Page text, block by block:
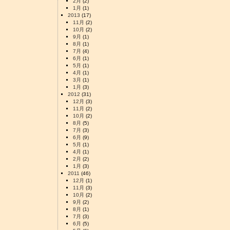
1月 (1)
2013 (17)
11月 (2)
10月 (2)
9月 (1)
8月 (1)
7月 (4)
6月 (1)
5月 (1)
4月 (1)
3月 (1)
1月 (3)
2012 (31)
12月 (3)
11月 (2)
10月 (2)
8月 (5)
7月 (3)
6月 (9)
5月 (1)
4月 (1)
2月 (2)
1月 (3)
2011 (46)
12月 (1)
11月 (3)
10月 (2)
9月 (2)
8月 (1)
7月 (3)
6月 (5)